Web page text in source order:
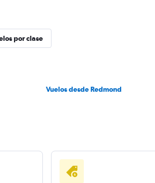
por clase
Vuelos desde Redmond